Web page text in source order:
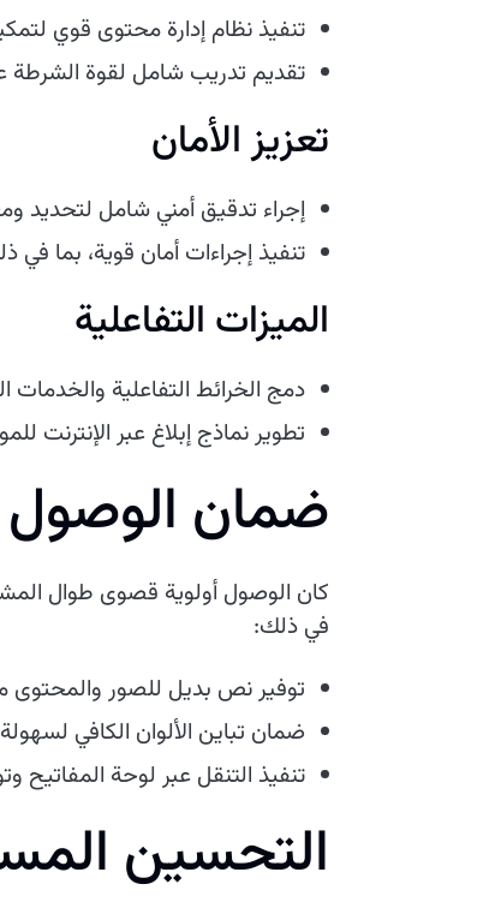
تنفيذ نظام إدارة محتوى قوي
تقديم تدريب شامل لقوة الشرطة
تعزيز الأمان
إجراء تدقيق أمني شامل لتحديد
تنفيذ إجراءات أمان قوية، بما في
الميزات التفاعلية
دمج الخرائط التفاعلية
تطوير نماذج إبلاغ عبر الإنترنت
ضمان الوصول
كان الوصول أولوية قصوى طوال
في ذلك:
توفير نص بديل للصور والمحتوى
ضمان تباين الألوان الكافي لسهولة
تنفيذ التنقل عبر لوحة المفاتيح
التحسين